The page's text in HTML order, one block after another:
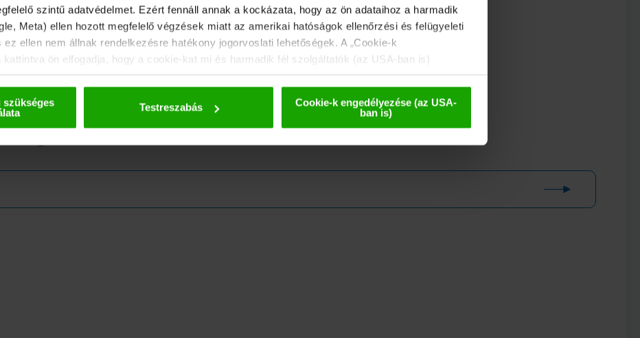
szintű adatvédelmet. Ezért fennáll annak a kockázata, hogy az ön adataihoz a harmadik
Meta) ellen hozott megfelelő végzések miatt az amerikai hatóságok ellenőrzési és felügyeleti
ellen nem állnak rendelkezésre hatékony jogorvoslati lehetőségek. A „Cookie-k
kattintva ön elfogadja, hogy a cookie-kat mi és harmadik fél szolgáltatók (az USA-ban is)
szükséges
Testreszabás
Cookie-k engedélyezése (az USA-
ban is)
eMagazinra!